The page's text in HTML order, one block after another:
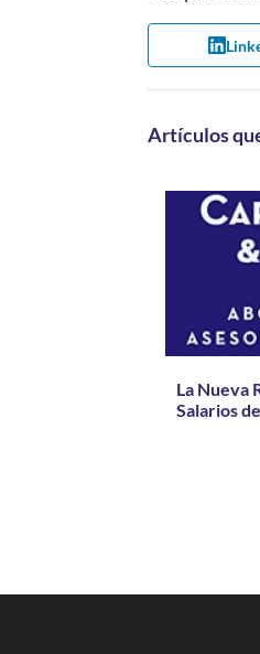
Artículos
La Nueva
Salarios